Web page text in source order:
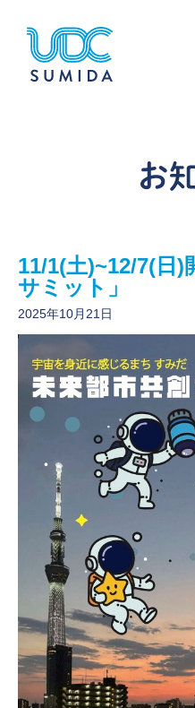
11/1(土)~12/7(日)
サミット」
2025年10月21日